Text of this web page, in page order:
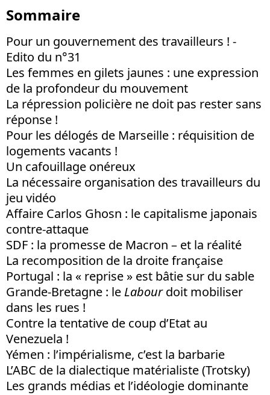
Sommaire
Pour un gouvernement des travailleurs ! -
Edito du n°31
Les femmes en gilets jaunes : une expression
de la profondeur du mouvement
La répression policière ne doit pas rester sans
réponse !
Pour les délogés de Marseille : réquisition de
logements vacants !
Un cafouillage onéreux
La nécessaire organisation des travailleurs du
jeu vidéo
Affaire Carlos Ghosn : le capitalisme japonais
contre-attaque
SDF : la promesse de Macron – et la réalité
La recomposition de la droite française
Portugal : la « reprise » est bâtie sur du sable
Grande-Bretagne : le Labourdoit mobiliser
dans les rues !
Contre la tentative de coup d’Etat au
Venezuela !
Yémen : l’impérialisme, c’est la barbarie
L’ABC de la dialectique matérialiste (Trotsky)
Les grands médias et l’idéologie dominante